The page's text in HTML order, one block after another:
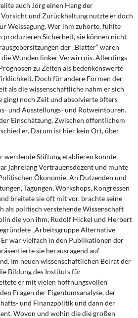
auch Jörg einen Hang der
und Zurückhaltung nutzte er doch
Weissagung. Wer ihm zuhörte, fühlte
Sicherheit, sie können nicht
der „Blätter“ waren
die Wunden linker Verwirrnis. Allerdings
zu Zeiten als bedenkenswerte
Doch für andere Formen der
als die wissenschaftliche nahm er sich
ging) noch Zeit und absolvierte öfters
und Ausstellungs- und Rotweintouren.
Einschätzung. Zwischen öffentlichem
er. Darum ist hier kein Ort, über
werdende Stiftung etablieren konnte,
jahrelang Vertrauensdozent und mühte
Ökonomie. An Dutzenden und
Tagungen, Workshops, Kongressen
breitete sie oft mit vor, brachte seine
als politisch verstehende Wissenschaft
die von ihm, Rudolf Hickel und Herbert
„Arbeitsgruppe Alternative
war vielfach in den Publikationen der
sie herausragend auf
Im neuen wissenschaftlichen Beirat der
Bildung des Instituts für
er mit vielen hoffnungsvollen
Fragen der Eigentumsanalyse, der
und Finanzpolitik und dann der
Wovon und wohin die die großen